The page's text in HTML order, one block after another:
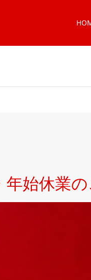
始休業